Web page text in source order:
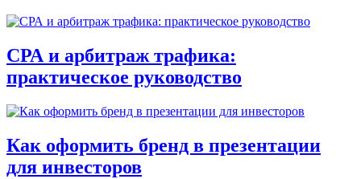
СРА и арбитраж трафика:
практическое руководство
Как оформить бренд в презентации
для инвесторов